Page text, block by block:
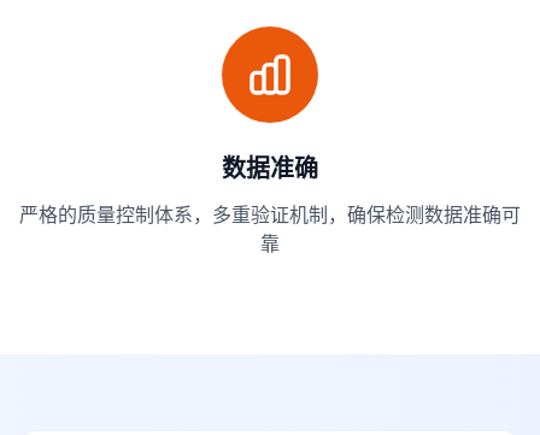
数据准确
严格的质量控制体系，多重验证机制，确保检测数据准确可
靠